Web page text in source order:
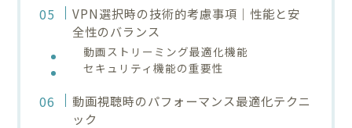
VPN選択時の技術的考慮事項｜性能と安
全性のバランス
動画ストリーミング最適化機能
セキュリティ機能の重要性
動画視聴時のパフォーマンス最適化テクニ
ック